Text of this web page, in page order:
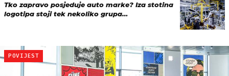
Tko zapravo posjeduje auto marke? Iza stotina
logotipa stoji tek nekoliko grupa…
POVIJEST